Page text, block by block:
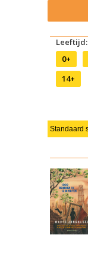
Leeftijd:
0+
14+